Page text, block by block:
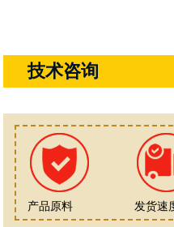
技术咨询
产品原料 发货速